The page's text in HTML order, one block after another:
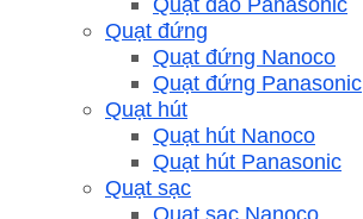
Quạt đứng
Quạt đứng Nanoco
Quạt đứng Panasonic
Quạt hút
Quạt hút Nanoco
Quạt hút Panasonic
Quạt sạc
Quạt sạc Nanoco